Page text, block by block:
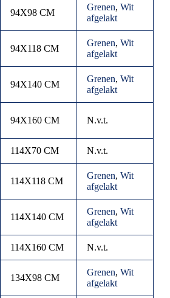
94X98 CM
Grenen, Wit
afgelakt
94X118 CM
Grenen, Wit
afgelakt
94X140 CM
Grenen, Wit
afgelakt
94X160 CM N.v.t.
114X70 CM N.v.t.
114X118 CM
Grenen, Wit
afgelakt
114X140 CM
Grenen, Wit
afgelakt
114X160 CM N.v.t.
134X98 CM
Grenen, Wit
afgelakt